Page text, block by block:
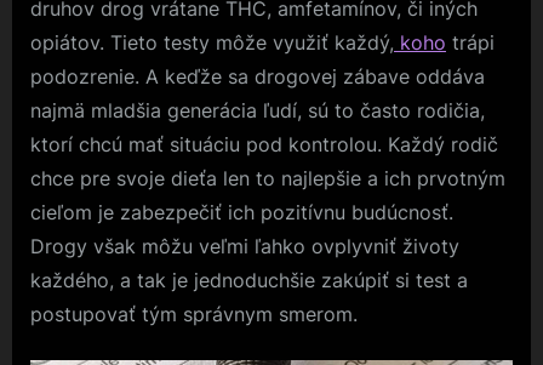
druhov drog vrátane THC, amfetamínov, či iných
opiátov. Tieto testy môže využiť každý, koho trápi
podozrenie. A keďže sa drogovej zábave oddáva
najmä mladšia generácia ľudí, sú to často rodičia,
ktorí chcú mať situáciu pod kontrolou. Každý rodič
chce pre svoje dieťa len to najlepšie a ich prvotným
cieľom je zabezpečiť ich pozitívnu budúcnosť.
Drogy však môžu veľmi ľahko ovplyvniť životy
každého, a tak je jednoduchšie zakúpiť si test a
postupovať tým správnym smerom.